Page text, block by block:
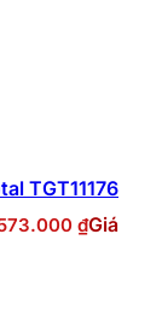
TGT11176
₫Giá